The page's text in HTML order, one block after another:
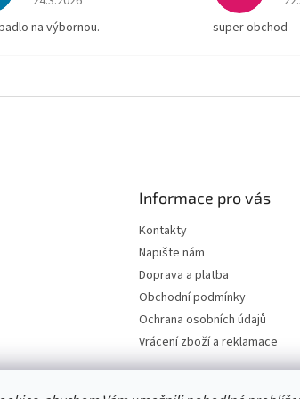
na výbornou.
super obchod
Informace pro vás
Kontakty
Napište nám
Doprava a platba
Obchodní podmínky
Ochrana osobních údajů
Vrácení zboží a reklamace